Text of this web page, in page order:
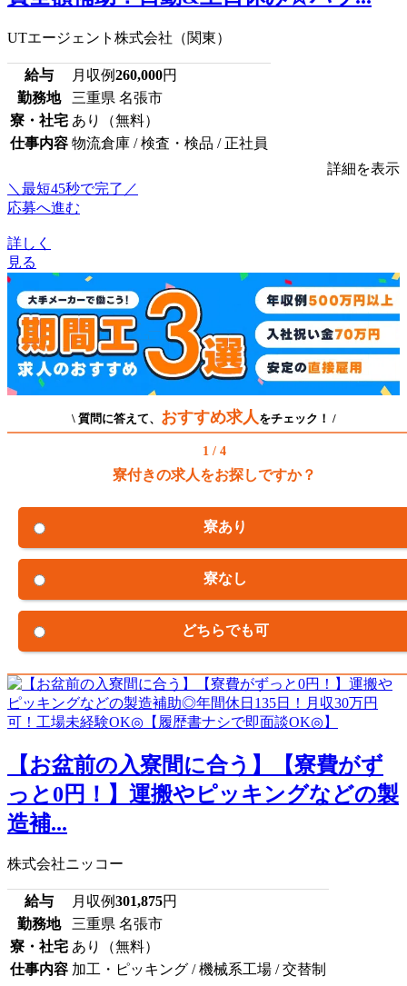
UTエージェント株式会社（関東）
給与 月収例260,000円
勤務地
三重県 名張市
寮・社宅 あり（無料）
仕事内容 物流倉庫 / 検査・検品 / 正社員
詳細を表示
＼最短45秒で完了／
応募へ進む
詳しく
見る
\ 質問に答えて、 おすすめ求人 をチェック！ /
1 / 4
寮付きの求人をお探しですか？
寮あり
寮なし
どちらでも可
【お盆前の入寮間に合う】【寮費がず
っと0円！】運搬やピッキングなどの製
造補...
株式会社ニッコー
給与 月収例301,875円
勤務地
三重県 名張市
寮・社宅 あり（無料）
仕事内容 加工・ピッキング / 機械系工場 / 交替制